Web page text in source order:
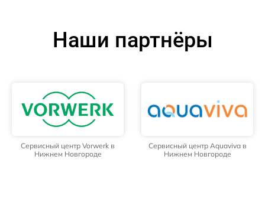
Наши партнёры
Сервисный центр Vorwerk в
Нижнем Новгороде
Сервисный центр Aquaviva в
Нижнем Новгороде